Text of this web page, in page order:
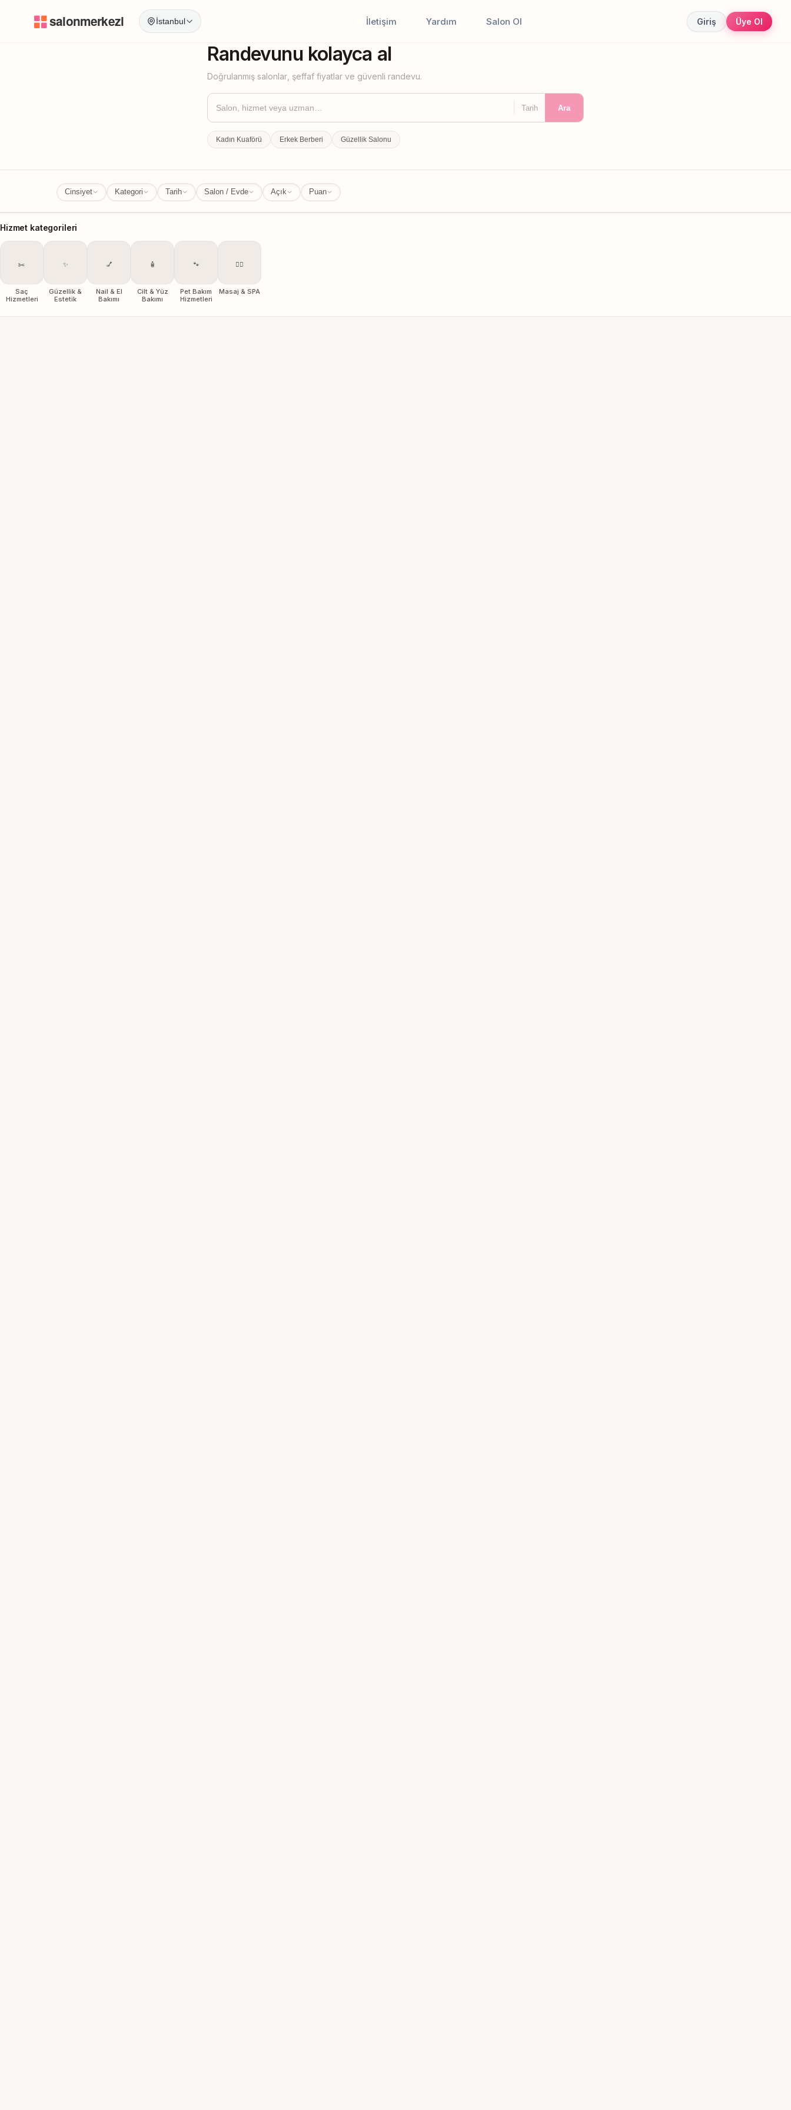
İstanbul İletişim Yardım Salon Ol Giriş Üye Ol
Randevunu kolayca al
Doğrulanmış salonlar, şeffaf fiyatlar ve güvenli randevu.
Tarih Ara
Kadın Kuaförü Erkek Berberi Güzellik Salonu
Cinsiyet Kategori Tarih Salon / Evde Açık Puan
Hizmet kategorileri
✂️
Saç
Hizmetleri
✨
Güzellik &
Estetik
💅
Nail & El
Bakımı
🧴
Cilt & Yüz
Bakımı
🐾
Pet Bakım
Hizmetleri
💆‍♀️
Masaj & SPA